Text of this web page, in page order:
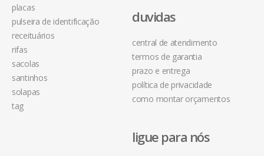
placas
pulseira de identificação
receituários
rifas
sacolas
santinhos
solapas
tag
duvidas
central de atendimento
termos de garantia
prazo e entrega
política de privacidade
como montar orçamentos
ligue para nós